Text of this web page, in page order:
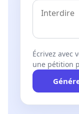
Écrivez avec
une pétition